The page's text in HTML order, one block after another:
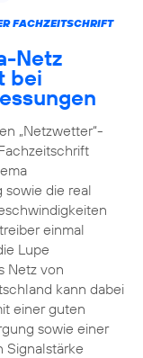
FACHZEITSCHRIFT
Netz
bei
„Netzwetter“-
sowie die real
einmal
Lupe
Netz von
kann dabei
einer guten
sowie einer
Signalstärke